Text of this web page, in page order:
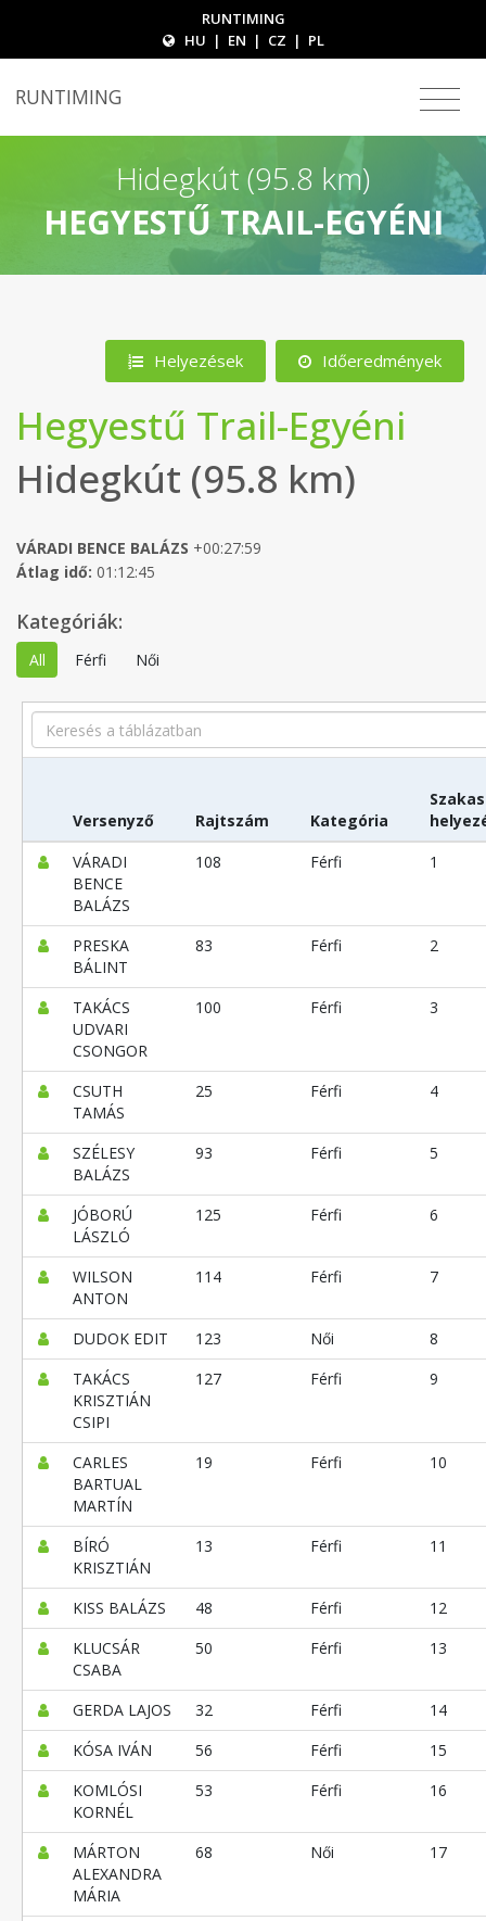
RUNTIMING
HU | EN | CZ | PL
RUNTIMING
Hidegkút (95.8 km)
HEGYESTŰ TRAIL-EGYÉNI
Helyezések Időeredmények
Hegyestű Trail-Egyéni
Hidegkút (95.8 km)
VÁRADI BENCE BALÁZS +00:27:59
Átlag idő: 01:12:45
Kategóriák:
All Férfi Női
Search
Versenyző Rajtszám Kategória
VÁRADI
BENCE
BALÁZS
108 Férfi 1
PRESKA
BÁLINT
83 Férfi 2
TAKÁCS
UDVARI
CSONGOR
100 Férfi 3
CSUTH
TAMÁS
25 Férfi 4
SZÉLESY
BALÁZS
93 Férfi 5
JÓBORÚ
LÁSZLÓ
125 Férfi 6
WILSON
ANTON
114 Férfi 7
DUDOK EDIT 123 Női
8
TAKÁCS
KRISZTIÁN
CSIPI
127 Férfi 9
CARLES
BARTUAL
MARTÍN
19 Férfi 10
BÍRÓ
KRISZTIÁN
13 Férfi 11
KISS BALÁZS 48 Férfi
12
KLUCSÁR
CSABA
50 Férfi 13
GERDA LAJOS 32 Férfi
14
KÓSA IVÁN
56 Férfi
15
KOMLÓSI
KORNÉL
53 Férfi 16
MÁRTON
ALEXANDRA
MÁRIA
68 Női 17